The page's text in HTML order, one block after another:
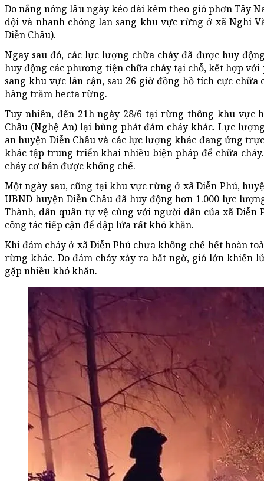
Do nắng nóng lâu ngày kéo dài kèm theo gió phơn Tây
dội và nhanh chóng lan sang khu vực rừng ở xã Nghi
Diễn Châu).
Ngay sau đó, các lực lượng chữa cháy đã được huy
huy động các phương tiện chữa cháy tại chỗ, kết hợp
sang khu vực lân cận, sau 26 giờ đồng hồ tích cực
hàng trăm hecta rừng.
Tuy nhiên, đến 21h ngày 28/6 tại rừng thông khu vực
Châu (Nghệ An) lại bùng phát đám cháy khác. Lực
an huyện Diễn Châu và các lực lượng khác đang ứng
khác tập trung triển khai nhiều biện pháp để chữa
cháy cơ bản được khống chế.
Một ngày sau, cũng tại khu vực rừng ở xã Diễn Phú,
UBND huyện Diễn Châu đã huy động hơn 1.000 lực
Thành, dân quân tự vệ cùng với người dân của xã Diễn
công tác tiếp cận để dập lửa rất khó khăn.
Khi đám cháy ở xã Diễn Phú chưa không chế hết hoàn
rừng khác. Do đám cháy xảy ra bất ngờ, gió lớn khiến
gặp nhiều khó khăn.